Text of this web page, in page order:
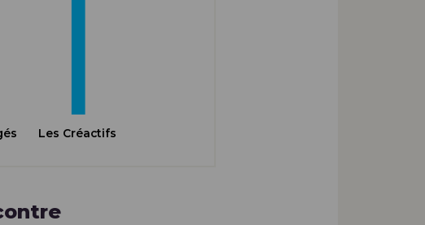
Les Créactifs